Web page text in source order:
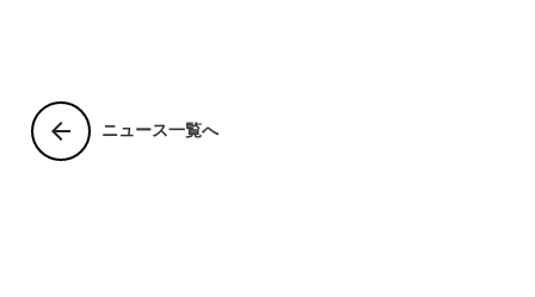
arrow_back ニュース一覧へ